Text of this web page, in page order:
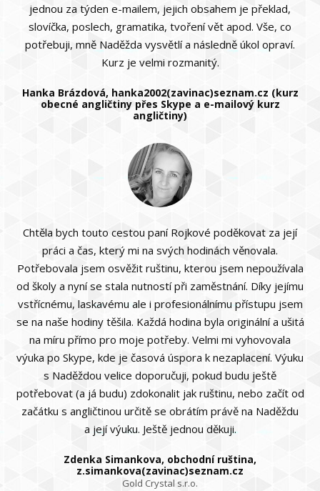
jednou za týden e-mailem, jejich obsahem je překlad,
slovíčka, poslech, gramatika, tvoření vět apod. Vše, co
potřebuji, mně Naděžda vysvětlí a následně úkol opraví.
Kurz je velmi rozmanitý.
Hanka Brázdová, hanka2002(zavinac)seznam.cz (kurz
obecné angličtiny přes Skype a e-mailový kurz
angličtiny)
Chtěla bych touto cestou paní Rojkové poděkovat za její
práci a čas, který mi na svých hodinách věnovala.
Potřebovala jsem osvěžit ruštinu, kterou jsem nepoužívala
od školy a nyní se stala nutností při zaměstnání. Díky jejímu
vstřícnému, laskavému ale i profesionálnímu přístupu jsem
se na naše hodiny těšila. Každá hodina byla originální a ušitá
na míru přímo pro moje potřeby. Velmi mi vyhovovala
výuka po Skype, kde je časová úspora k nezaplacení. Výuku
s Naděždou velice doporučuji, pokud budu ještě
potřebovat (a já budu) zdokonalit jak ruštinu, nebo začít od
začátku s angličtinou určitě se obrátím právě na Naděždu
a její výuku. Ještě jednou děkuji.
Zdenka Simankova, obchodní ruština,
z.simankova(zavinac)seznam.cz
Gold Crystal s.r.o.